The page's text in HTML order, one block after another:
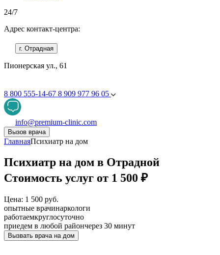
24/7
Адрес контакт-центра:
г. Отрадная
Пионерская ул., 61
8 800 555-14-67 8 909 977 96 05
info@premium-clinic.com
Вызов врача
ГлавнаяПсихиатр на дом
Психиатр на дом в Отрадной
Стоимость услуг от 1 500 ₽
Цена: 1 500 руб.
опытные врачинаркологи
работаемкруглосуточно
приедем в любой райончерез 30 минут
Вызвать врача на дом